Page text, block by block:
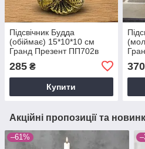
Підсвічник Будда
(обіймає) 15*10*10 см
Гранд Презент ПП702в
285 ₴
Купити
370
Акційні пропозиції та
–61%